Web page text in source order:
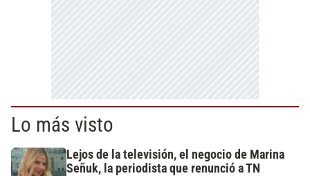
Lo más visto
Lejos de la televisión, el negocio de Marina
Señuk, la periodista que renunció a TN